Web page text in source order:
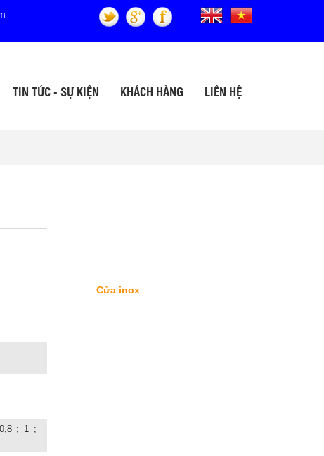
TIN TỨC - SỰ KIỆN KHÁCH HÀNG LIÊN HỆ
0,8 ; 1 ;
Cửa inox